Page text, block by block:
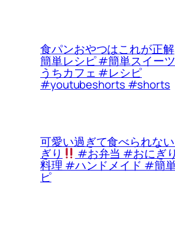
食パンおやつはこれが正解
簡単レシピ #簡単スイー
うちカフェ #レシピ
#youtubeshorts #shorts
可愛い過ぎて食べられな
ぎり #お弁当 #おにぎ
料理 #ハンドメイド #簡
ピ